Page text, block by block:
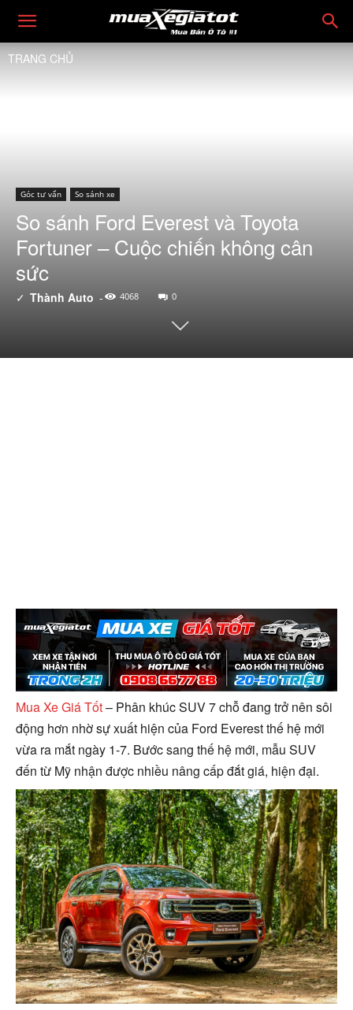
TRANG CHỦ
Góc tư vấn So sánh xe
So sánh Ford Everest và Toyota
Fortuner – Cuộc chiến không cân
sức
✓ Thành Auto - 4068 0
Mua Xe Giá Tốt– Phân khúc SUV 7 chỗ đang trở nên sôi
động hơn nhờ sự xuất hiện của Ford Everest thế hệ mới
vừa ra mắt ngày 1-7. Bước sang thế hệ mới, mẫu SUV
đến từ Mỹ nhận được nhiều nâng cấp đắt giá, hiện đại.